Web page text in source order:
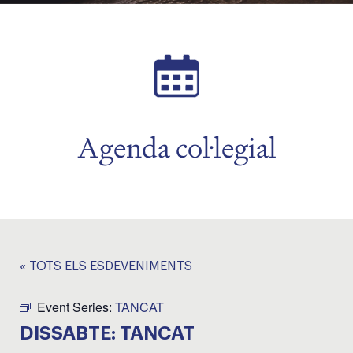
Agenda col·legial
« TOTS ELS ESDEVENIMENTS
Event Series: TANCAT
DISSABTE: TANCAT